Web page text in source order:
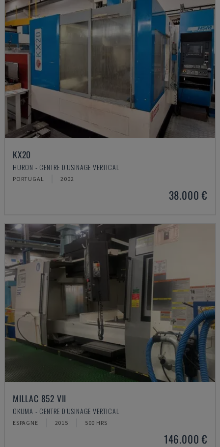
KX20
HURON - CENTRE D'USINAGE VERTICAL
PORTUGAL 2002
38.000 €
MILLAC 852 VII
OKUMA - CENTRE D'USINAGE VERTICAL
ESPAGNE 2015 500 HRS
146.000 €